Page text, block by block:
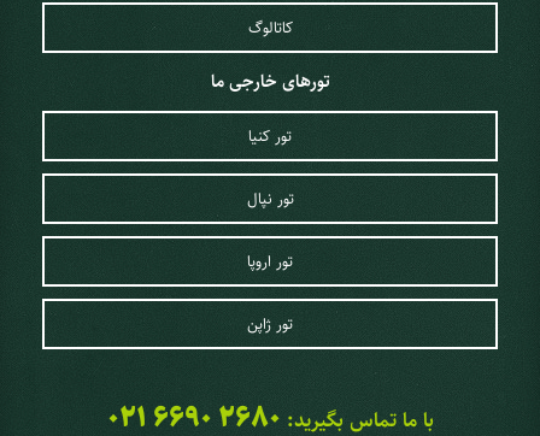
کاتالوگ
تورهای خارجی ما
تور کنیا
تور نپال
تور اروپا
تور ژاپن
با ما تماس بگیرید: 021 6690 2680